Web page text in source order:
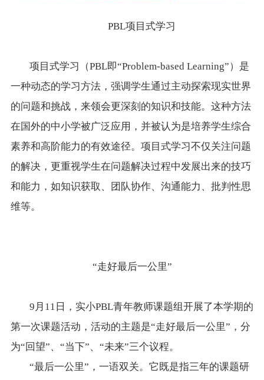
PBL项目式学习
项目式学习（PBL即“Problem-based Learning”）是
一种动态的学习方法，强调学生通过主动探索现实世界
的问题和挑战，来领会更深刻的知识和技能。这种方法
在国外的中小学被广泛应用，并被认为是培养学生综合
素养和高阶能力的有效途径。项目式学习不仅关注问题
的解决，更重视学生在问题解决过程中发展出来的技巧
和能力，如知识获取、团队协作、沟通能力、批判性思
维等。
“走好最后一公里”
9月11日，实小PBL青年教师课题组开展了本学期的
第一次课题活动，活动的主题是“走好最后一公里”，分
为“回望”、“当下”、“未来”三个议程。
“最后一公里”，一语双关。它既是指三年的课题研